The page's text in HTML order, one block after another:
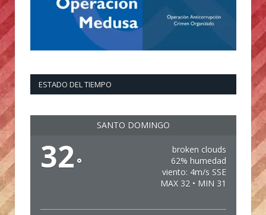
ESTADO DEL TIEMPO
SANTO DOMINGO
32 °
broken clouds
62% humedad
viento: 4m/s SSE
MAX 32 • MIN 31